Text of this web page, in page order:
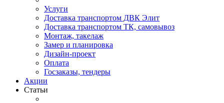
Услуги
Доставка транспортом ДВК Элит
Доставка транспортом ТК, самовывоз
Монтаж, такелаж
Замер и планировка
Дизайн-проект
Оплата
Госзаказы, тендеры
Акции
Статьи